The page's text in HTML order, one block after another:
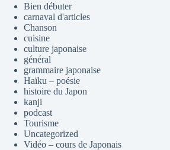
Bien débuter
carnaval d'articles
Chanson
cuisine
culture japonaise
général
grammaire japonaise
Haïku – poésie
histoire du Japon
kanji
podcast
Tourisme
Uncategorized
Vidéo – cours de Japonais